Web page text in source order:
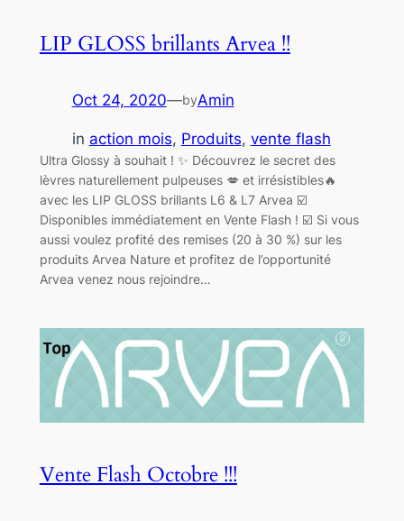
LIP GLOSS brillants Arvea !!
Oct 24, 2020—byAmin
in action mois, Produits, vente flash
Ultra Glossy à souhait ! ✨ Découvrez le secret des
lèvres naturellement pulpeuses 💋 et irrésistibles🔥
avec les LIP GLOSS brillants L6 & L7 Arvea ☑️
Disponibles immédiatement en Vente Flash ! ☑️ Si vous
aussi voulez profité des remises (20 à 30 %) sur les
produits Arvea Nature et profitez de l’opportunité
Arvea venez nous rejoindre…
Vente Flash Octobre !!!